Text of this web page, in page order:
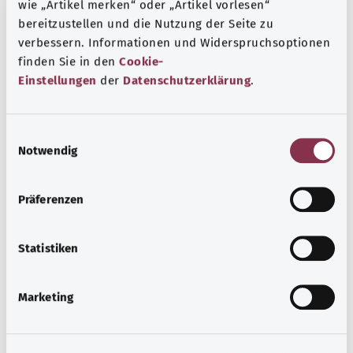
wie „Artikel merken“ oder „Artikel vorlesen“
bereitzustellen und die Nutzung der Seite zu
verbessern. Informationen und Widerspruchsoptionen
finden Sie in den Cookie-
Einstellungen der Datenschutzerklärung.
Notwendig
Präferenzen
Statistiken
Marketing
Muskeln, Knochen und Gelenke
Viele Erkrankungen des Bewegungsapparates sind auf
altersbedingten Verschleiß zurückzuführen – zunehmend
auch auf zu wenig Bewegung und zu viel Sitzen.